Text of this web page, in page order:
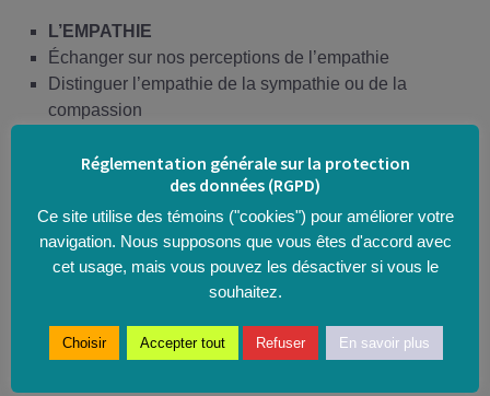
L’EMPATHIE
Échanger sur nos perceptions de l’empathie
Distinguer l’empathie de la sympathie ou de la
compassion
restant soi-même
L’Écoute CENTRÉE SUR LA PERSONNE selon
Carl Rogers
accueil du « réel » : authenticité et congruence
acceptation : le regard positif inconditionnel
l’écouté vit, comprend et ressent
Réglementation générale sur la protection
des données (RGPD)
Ce site utilise des témoins ("cookies") pour améliorer votre
navigation. Nous supposons que vous êtes d'accord avec
cet usage, mais vous pouvez les désactiver si vous le
souhaitez.
Choisir Accepter tout Refuser En savoir plus